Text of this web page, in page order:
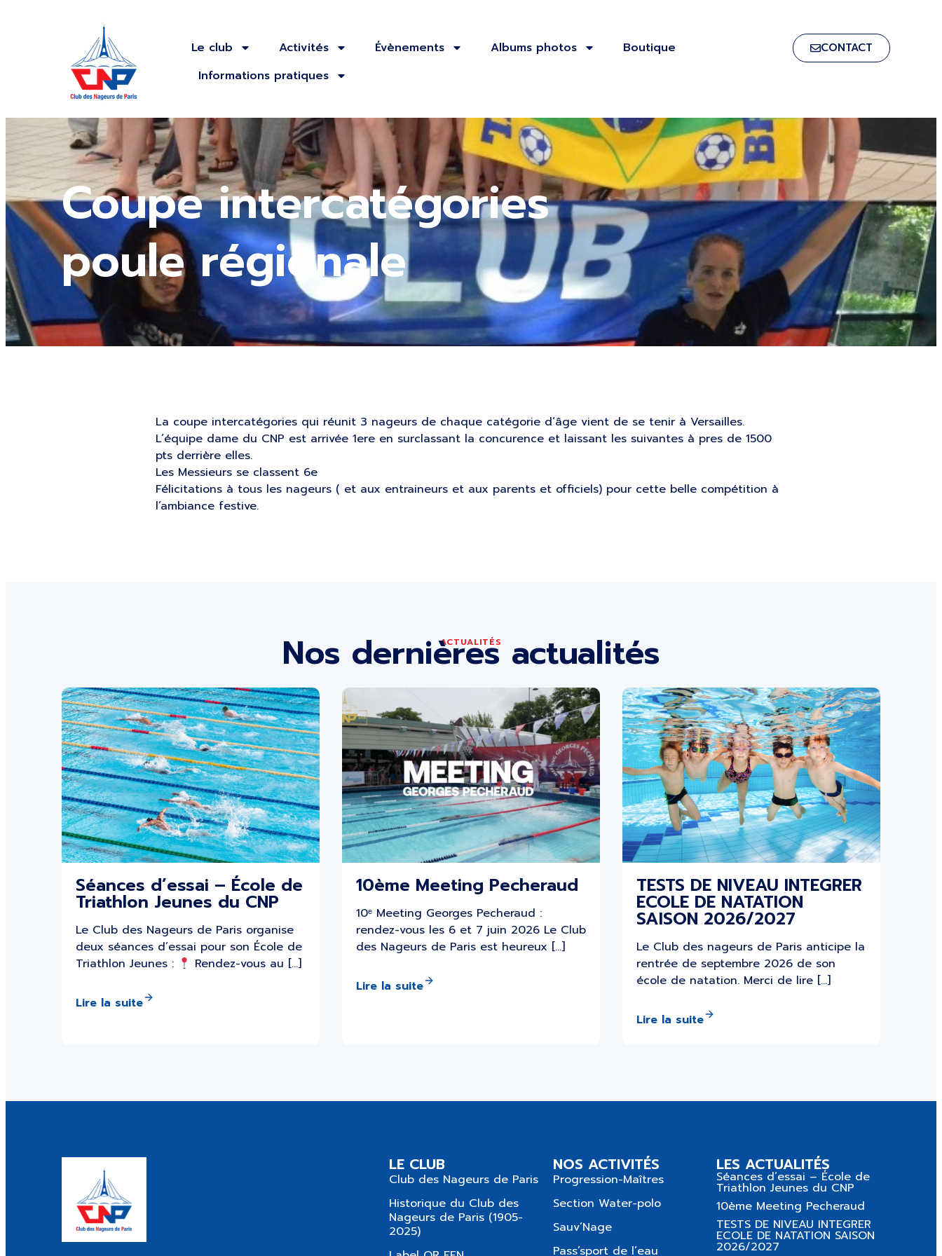
Le club Activités Évènements Albums photos
Boutique
Informations pratiques
CONTACT
Coupe intercatégories
poule régionale
La coupe intercatégories qui réunit 3 nageurs de chaque catégorie d’âge vient de se tenir à Versailles.
L’équipe dame du CNP est arrivée 1ere en surclassant la concurence et laissant les suivantes à pres de 1500
pts derrière elles.
Les Messieurs se classent 6e
Félicitations à tous les nageurs ( et aux entraineurs et aux parents et officiels) pour cette belle compétition à
l’ambiance festive.
ACTUALITÉS
Nos dernières actualités
Séances d’essai – École de
Triathlon Jeunes du CNP
Le Club des Nageurs de Paris organise
deux séances d’essai pour son École de
Triathlon Jeunes :
Rendez-vous au […]
Lire la suite
10ème Meeting Pecheraud
10ᵉ Meeting Georges Pecheraud :
rendez-vous les 6 et 7 juin 2026 Le Club
des Nageurs de Paris est heureux […]
Lire la suite
TESTS DE NIVEAU INTEGRER
ECOLE DE NATATION
SAISON 2026/2027
Le Club des nageurs de Paris anticipe la
rentrée de septembre 2026 de son
école de natation. Merci de lire […]
Lire la suite
LE CLUB
Club des Nageurs de Paris
Historique du Club des
Nageurs de Paris (1905-
2025)
NOS ACTIVITÉS
Progression-Maîtres
Section Water-polo
Sauv’Nage
Pass’sport de l’eau
LES ACTUALITÉS
Séances d’essai – École de
Triathlon Jeunes du CNP
10ème Meeting Pecheraud
TESTS DE NIVEAU INTEGRER
ECOLE DE NATATION SAISON
2026/2027